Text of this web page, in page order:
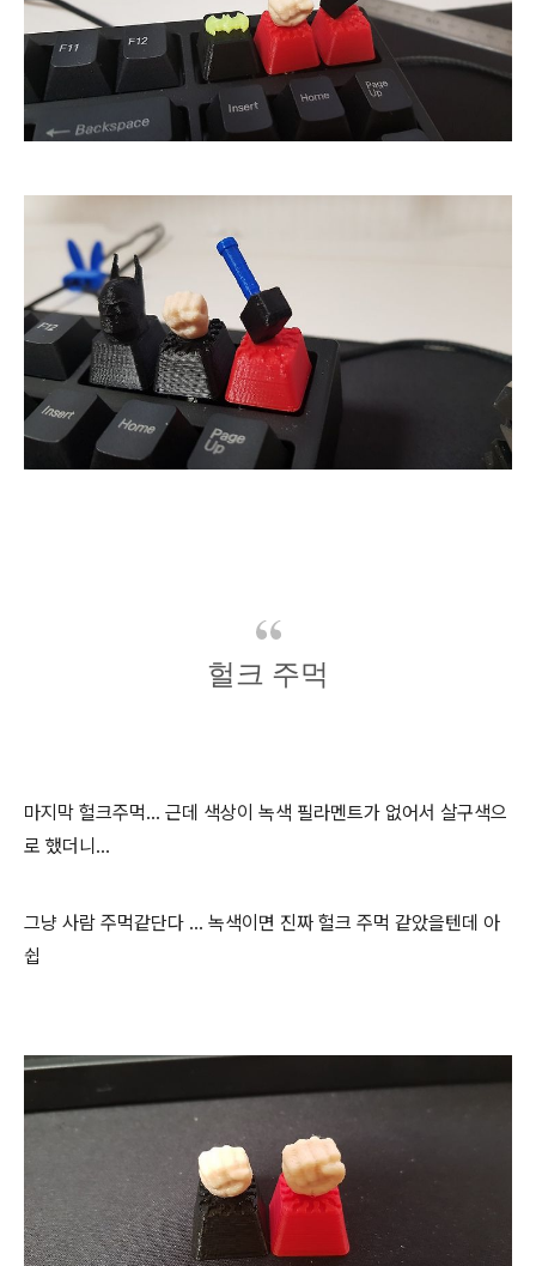
헐크 주먹
마지막 헐크주먹... 근데 색상이 녹색 필라멘트가 없어서 살구색으
로 했더니...
그냥 사람 주먹같단다 ... 녹색이면 진짜 헐크 주먹 같았을텐데 아
쉽